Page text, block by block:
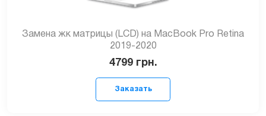
Замена жк матрицы (LCD) на MacBook Pro Retina
2019-2020
4799 грн.